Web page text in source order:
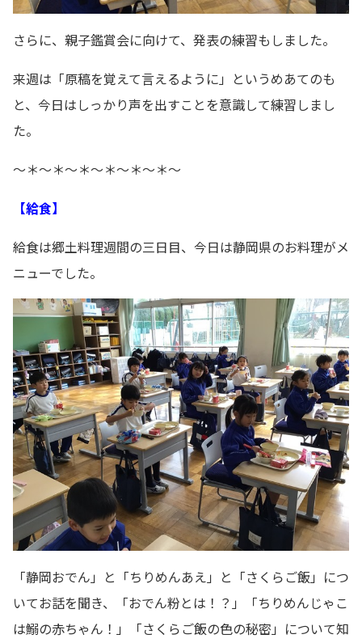
さらに、親子鑑賞会に向けて、発表の練習もしました。
来週は「原稿を覚えて言えるように」というめあてのも
と、今日はしっかり声を出すことを意識して練習しまし
た。
～＊～＊～＊～＊～＊～＊～
【給食】
給食は郷土料理週間の三日目、今日は静岡県のお料理がメ
ニューでした。
「静岡おでん」と「ちりめんあえ」と「さくらご飯」につ
いてお話を聞き、「おでん粉とは！？」「ちりめんじゃこ
は鰯の赤ちゃん！」「さくらご飯の色の秘密」について知